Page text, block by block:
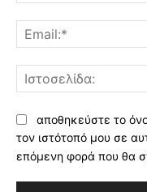
αποθηκεύστε το
τον ιστότοπό μου σε
επόμενη φορά που θα